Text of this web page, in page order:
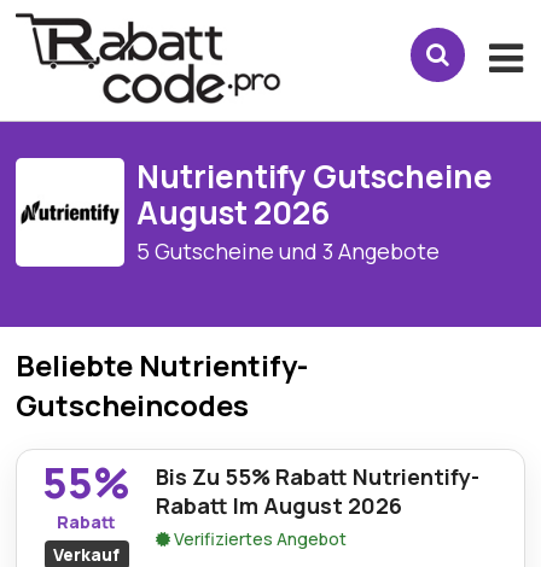
Nutrientify Gutscheine
August 2026
5 Gutscheine und 3 Angebote
Beliebte Nutrientify-
Gutscheincodes
55%
Rabatt
Verkauf
Bis Zu 55% Rabatt Nutrientify-
Rabatt Im August 2026
Verifiziertes Angebot